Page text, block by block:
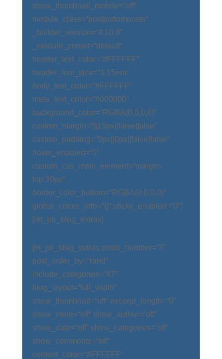
show_thumbnail_mobile=“off“
module_class=“postbottomposts“
_builder_version=“4.10.8″
_module_preset=“default“
header_text_color=“#FFFFFF“
header_font_size=“1.15em“
body_text_color=“#FFFFFF“
meta_text_color=“#000000″
background_color=“RGBA(0,0,0,0)“
custom_margin=“||15px||false|false“
custom_padding=“0px||0px||false|false“
hover_enabled=“0″
custom_css_main_element=“margin-
top:30px“
border_color_bottom=“RGBA(0,0,0,0)“
global_colors_info=“{}“ sticky_enabled=“0″]
[/et_pb_blog_extras]
[et_pb_blog_extras posts_number=“3″
post_order_by=“rand“
include_categories=“47″
blog_layout=“full_width“
show_thumbnail=“off“ excerpt_length=“0″
show_more=“off“ show_author=“off“
show_date=“off“ show_categories=“off“
show_comments=“off“
content_color=“#FFFFFF“